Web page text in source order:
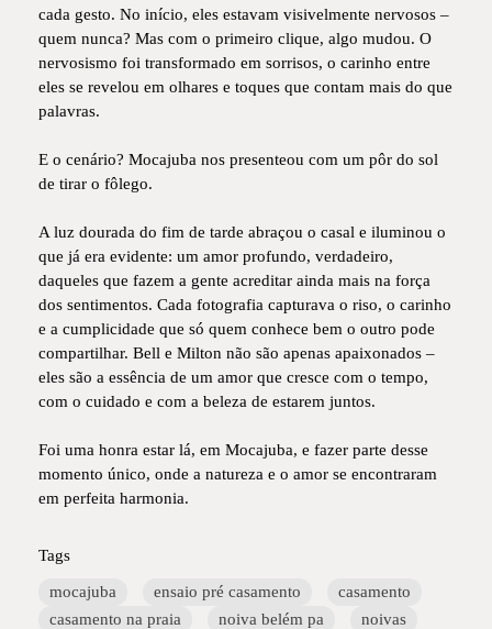
cada gesto. No início, eles estavam visivelmente nervosos –
quem nunca? Mas com o primeiro clique, algo mudou. O
nervosismo foi transformado em sorrisos, o carinho entre
eles se revelou em olhares e toques que contam mais do que
palavras.
E o cenário? Mocajuba nos presenteou com um pôr do sol
de tirar o fôlego.
A luz dourada do fim de tarde abraçou o casal e iluminou o
que já era evidente: um amor profundo, verdadeiro,
daqueles que fazem a gente acreditar ainda mais na força
dos sentimentos. Cada fotografia capturava o riso, o carinho
e a cumplicidade que só quem conhece bem o outro pode
compartilhar. Bell e Milton não são apenas apaixonados –
eles são a essência de um amor que cresce com o tempo,
com o cuidado e com a beleza de estarem juntos.
Foi uma honra estar lá, em Mocajuba, e fazer parte desse
momento único, onde a natureza e o amor se encontraram
em perfeita harmonia.
Tags
mocajuba ensaio pré casamento
casamento
casamento na praia
noiva belém pa
noivas